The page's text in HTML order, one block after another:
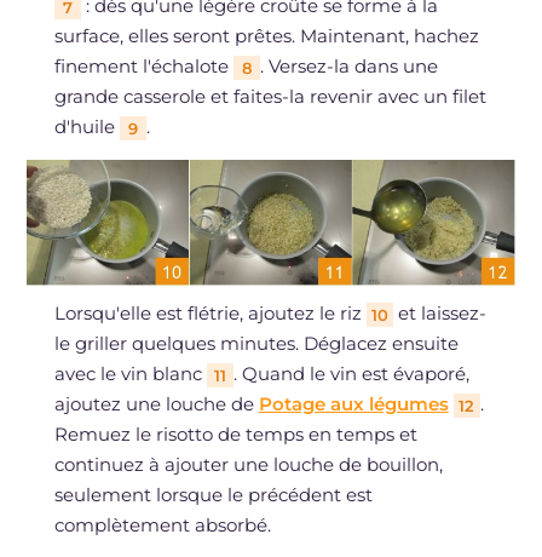
7
: dès qu'une légère croûte se forme à la
surface, elles seront prêtes. Maintenant, hachez
finement l'échalote
8 . Versez-la dans une
grande casserole et faites-la revenir avec un filet
d'huile
9 .
Lorsqu'elle est flétrie, ajoutez le riz 10 et laissez-
le griller quelques minutes. Déglacez ensuite
avec le vin blanc
11 . Quand le vin est évaporé,
ajoutez une louche de Potage aux légumes 12 .
Remuez le risotto de temps en temps et
continuez à ajouter une louche de bouillon,
seulement lorsque le précédent est
complètement absorbé.